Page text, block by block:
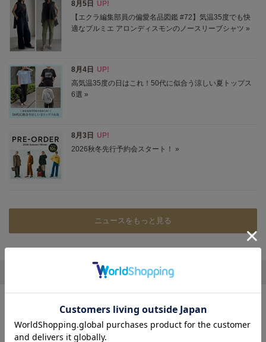
身長もおしゃれテイストも違う、エクラ 華組ふたりが実証
2026/7/6 NEW！
「NEO大人ベイカーパンツ」脚長見えする理由を解説特集
ニュースをもっと見る
エクラ おすすめ特集